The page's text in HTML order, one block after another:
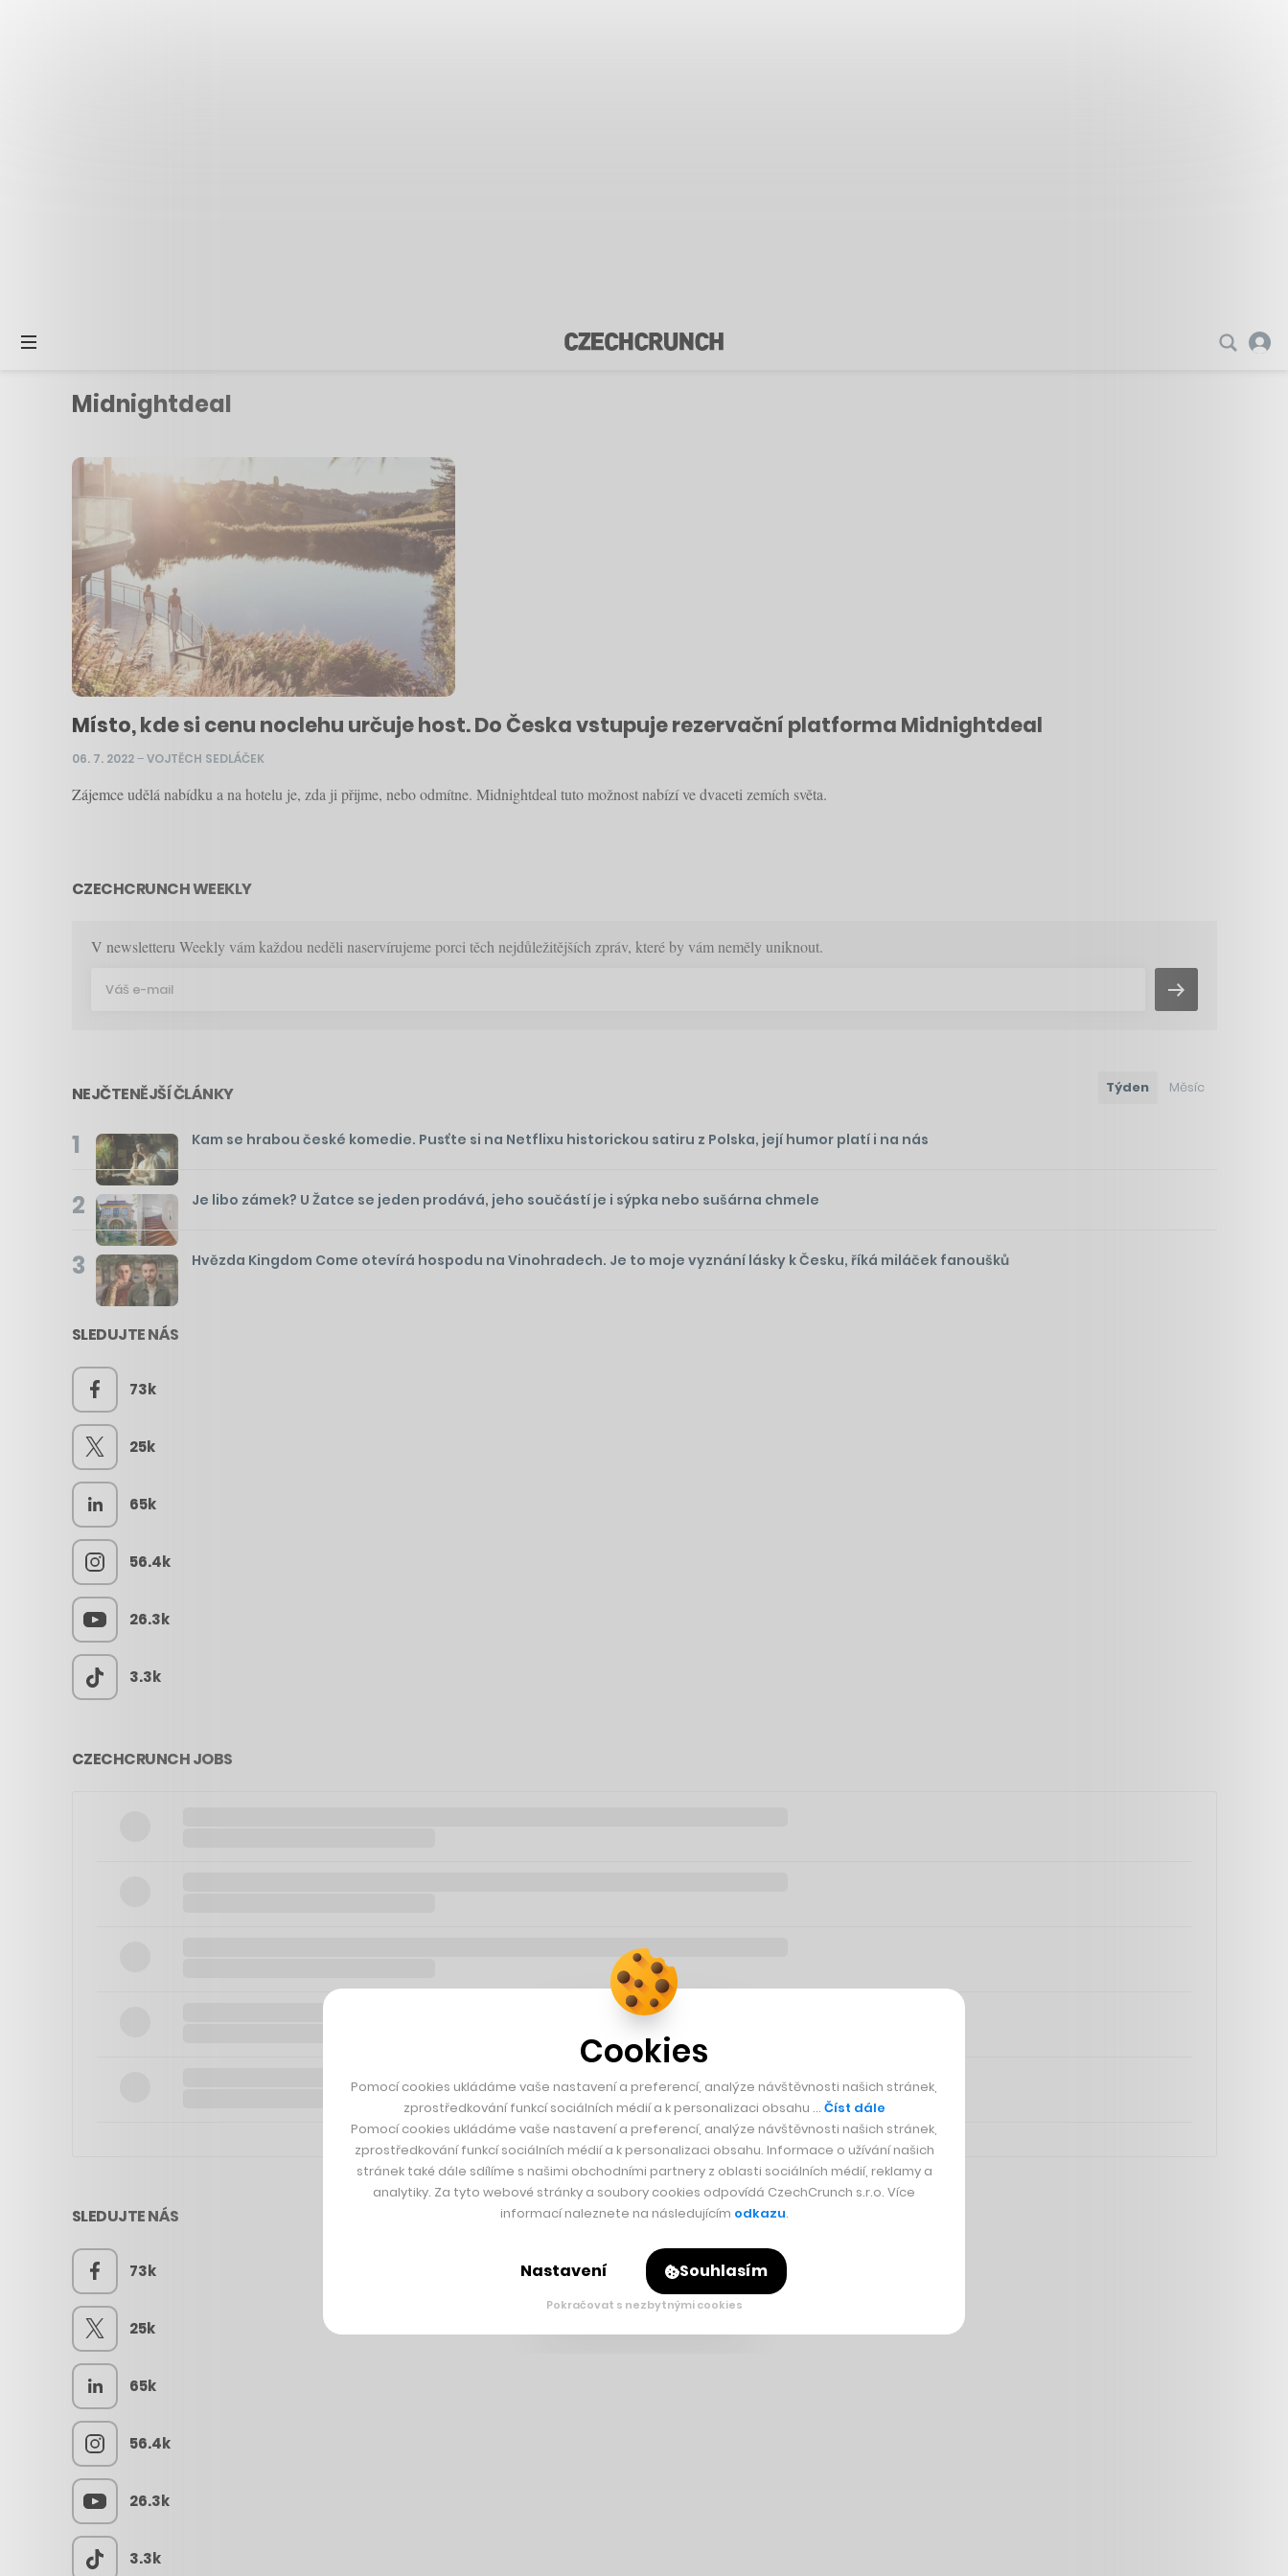
Midnightdeal
Místo, kde si cenu noclehu určuje host. Do Česka vstupuje rezervační platforma Midnightdeal
06. 7. 2022–VOJTĚCH SEDLÁČEK
Zájemce udělá nabídku a na hotelu je, zda ji přijme, nebo odmítne. Midnightdeal tuto možnost nabízí ve dvaceti zemích světa.
CZECHCRUNCH WEEKLY
V newsletteru Weekly vám každou neděli naservírujeme porci těch nejdůležitějších zpráv, které by vám neměly uniknout.
NEJČTENĚJŠÍ ČLÁNKY Týden Měsíc
1 Kam se hrabou české komedie. Pusťte si na Netflixu historickou satiru z Polska, její humor platí i na nás
2 Je libo zámek? U Žatce se jeden prodává, jeho součástí je i sýpka nebo sušárna chmele
3 Hvězda Kingdom Come otevírá hospodu na Vinohradech. Je to moje vyznání lásky k Česku, říká miláček fanoušků
SLEDUJTE NÁS
73k
25k
65k
56.4k
26.3k
3.3k
CZECHCRUNCH JOBS
SLEDUJTE NÁS
73k
25k
65k
56.4k
26.3k
3.3k
Cookies
Pomocí cookies ukládáme vaše nastavení a preferencí, analýze návštěvnosti našich stránek,
zprostředkování funkcí sociálních médií a k personalizaci obsahu … Číst dále
Pomocí cookies ukládáme vaše nastavení a preferencí, analýze návštěvnosti našich stránek,
zprostředkování funkcí sociálních médií a k personalizaci obsahu. Informace o užívání našich
stránek také dále sdílíme s našimi obchodními partnery z oblasti sociálních médií, reklamy a
analytiky. Za tyto webové stránky a soubory cookies odpovídá CzechCrunch s.r.o. Více
informací naleznete na následujícím odkazu.
Nastavení Souhlasím
Pokračovat s nezbytnými cookies